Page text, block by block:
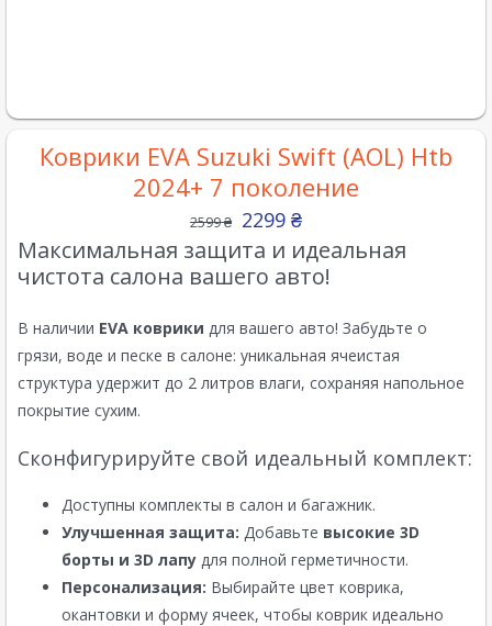
Коврики EVA Suzuki Swift (AOL) Htb
2024+ 7 поколение
2599₴ 2299 ₴
Максимальная защита и идеальная
чистота салона вашего авто!
В наличии EVA коврики для вашего авто! Забудьте о
грязи, воде и песке в салоне: уникальная ячеистая
структура удержит до 2 литров влаги, сохраняя напольное
покрытие сухим.
Сконфигурируйте свой идеальный комплект:
Доступны комплекты в салон и багажник.
Улучшенная защита: Добавьте высокие 3D
борты и 3D лапу для полной герметичности.
Персонализация: Выбирайте цвет коврика,
окантовки и форму ячеек, чтобы коврик идеально